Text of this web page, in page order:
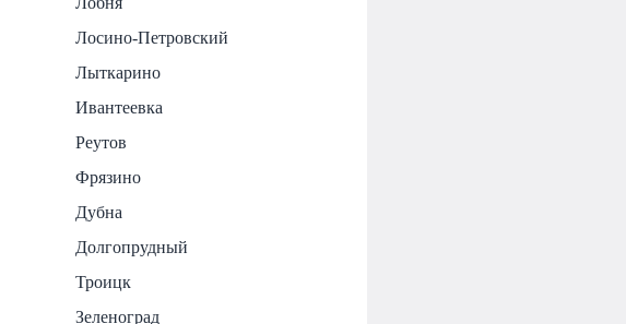
Лосино-Петровский
Лыткарино
Ивантеевка
Реутов
Фрязино
Дубна
Долгопрудный
Троицк
Зеленоград